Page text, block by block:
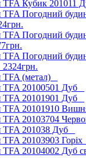
TFA Кубик 201011
TFA Погодний
TFA Погодний
TFA Погодний
2324грн.
TFA (метал)
TFA 20100501 Дуб
TFA 20101901 Дуб
TFA 20101910
TFA 20103704
TFA 201038 Дуб
TFA 20103903 Горіх
TFA 20104002 Дуб